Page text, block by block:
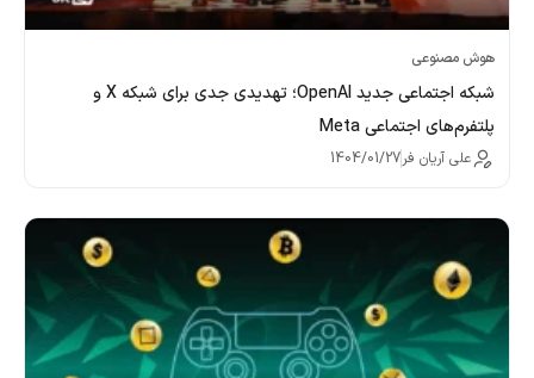
هوش مصنوعی
شبکه اجتماعی جدید OpenAI؛ تهدیدی جدی برای شبکه X و
پلتفرم‌های اجتماعی Meta
علی آریان فر1404/01/27